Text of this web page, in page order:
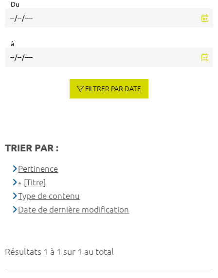
Résultats 1 à 1 sur 1 au total
Du
à
FILTRER PAR DATE
TRIER PAR :
Pertinence
[Titre]
Type de contenu
Date de dernière modification